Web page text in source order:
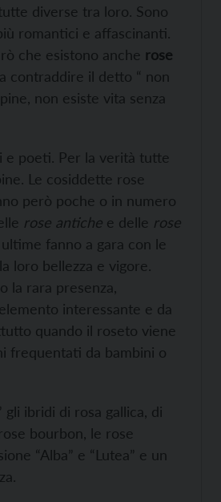
diverse tra loro. Sono
romantici e affascinanti.
che esistono anche rose
a contraddire il detto “ non
non esiste vita senza
e poeti. Per la verità tutte
Le cosiddette rose
però poche o in numero
rose antiche e delle rose
fanno a gara con le
loro bellezza e vigore.
la rara presenza,
interessante e da
quando il roseto viene
frequentati da bambini o
gli ibridi di rosa gallica, di
bourbon, le rose
“Alba” e “Lutea” e un